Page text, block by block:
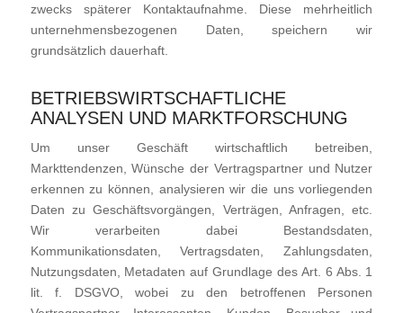
zwecks späterer Kontaktaufnahme. Diese mehrheitlich
unternehmensbezogenen Daten, speichern wir
grundsätzlich dauerhaft.
BETRIEBSWIRTSCHAFTLICHE
ANALYSEN UND MARKTFORSCHUNG
Um unser Geschäft wirtschaftlich betreiben,
Markttendenzen, Wünsche der Vertragspartner und Nutzer
erkennen zu können, analysieren wir die uns vorliegenden
Daten zu Geschäftsvorgängen, Verträgen, Anfragen, etc.
Wir verarbeiten dabei Bestandsdaten,
Kommunikationsdaten, Vertragsdaten, Zahlungsdaten,
Nutzungsdaten, Metadaten auf Grundlage des Art. 6 Abs. 1
lit. f. DSGVO, wobei zu den betroffenen Personen